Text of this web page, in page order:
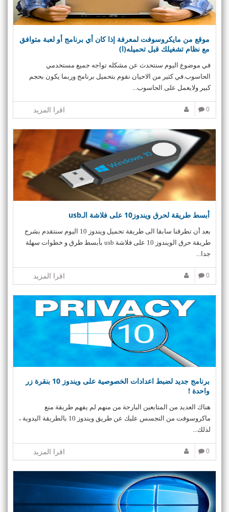
i
o
n
موقع من مايكروسوفت لمعرفة إذا كان أي برنامج أو لعبة متوافق
مع نظام تشغيلك قبل تحميله(ا)
في موضوع اليوم سنتحدث عن مشكله تواجه جميع مستخدمي
الحاسوب.في كثير من الاحيان نقوم بتحميل برنامج وربما يكون بحجم
كبير ولايعمل على الحاسوب...
اقرا المزيد 0
أبسط طريقة لحرق ويندوز10 على فلاشة الـusb
بعد أن تطرقنا سابقا الى طريقة تحميل ويندوز 10 اليوم سنتقدم بشرح
طريقة حرق الويندوز 10 على فلاشة usb بأبسط طرق و خطوات سهلة
جدا...
اقرا المزيد 0
برنامج جديد لضبط اعدادات الخصوصية على ويندوز 10 بنقرة زر
واحدة !
هناك العديد من المتابعين البارحة من منهم لم يفهم طريقة منع
ماكروسوفت من التجسس عليك عن طريق ويندوز 10 بالطريقة اليدوية ،
لذلك...
اقرا المزيد 0